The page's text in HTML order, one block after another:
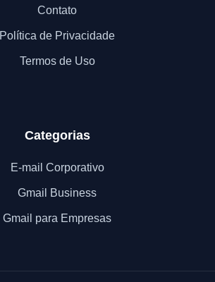
Contato
Política de Privacidade
Termos de Uso
Categorias
E-mail Corporativo
Gmail Business
Gmail para Empresas